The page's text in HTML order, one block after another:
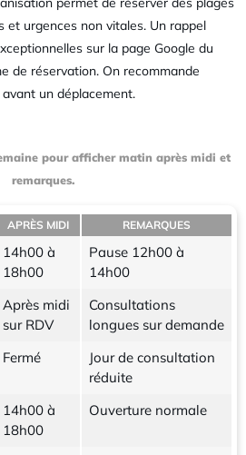
et urgences non vitales. Un rappel
sur la page Google du
de réservation. On recommande
un déplacement.
pour afficher matin après midi et
remarques.
APRÈS MIDI REMARQUES
14h00 à
18h00
Pause 12h00 à
14h00
Après midi
sur RDV
Consultations
longues sur demande
Fermé
Jour de consultation
réduite
14h00 à
18h00
Ouverture normale